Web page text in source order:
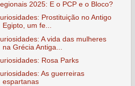
2025: E o PCP e o Bloco?
Prostituição no Antigo
Egipto, um fe...
A vida das mulheres
na Grécia Antiga...
Rosa Parks
As guerreiras
espartanas